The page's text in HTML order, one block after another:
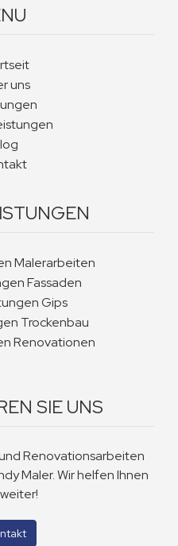
uns
Malerarbeiten
Fassaden
Gips
Trockenbau
Renovationen
SIE UNS
Renovationsarbeiten
Maler. Wir helfen Ihnen